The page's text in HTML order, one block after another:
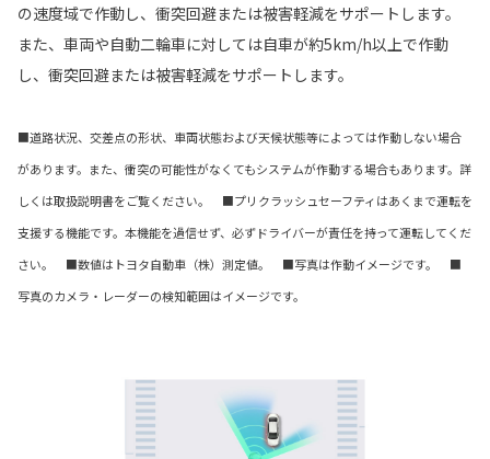
の速度域で作動し、衝突回避または被害軽減をサポートします。
また、車両や自動二輪車に対しては自車が約5km/h以上で作動
し、衝突回避または被害軽減をサポートします。
■道路状況、交差点の形状、車両状態および天候状態等によっては作動しない場合
があります。また、衝突の可能性がなくてもシステムが作動する場合もあります。詳
しくは取扱説明書をご覧ください。 ■プリクラッシュセーフティはあくまで運転を
支援する機能です。本機能を過信せず、必ずドライバーが責任を持って運転してくだ
さい。 ■数値はトヨタ自動車（株）測定値。 ■写真は作動イメージです。 ■
写真のカメラ・レーダーの検知範囲はイメージです。